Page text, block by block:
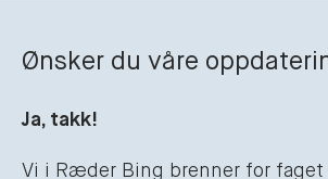
Ønsker du våre
Ja, takk!
Vi i Ræder Bing brenner for faget